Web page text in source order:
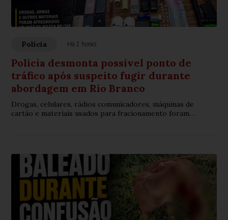
Polícia Há 2 horas
Polícia desmonta possível ponto de
tráfico após suspeito fugir durante
abordagem em Rio Branco
Drogas, celulares, rádios comunicadores, máquinas de
cartão e materiais usados para fracionamento foram